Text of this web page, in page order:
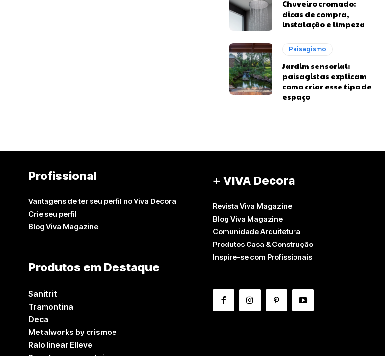
Chuveiro cromado:
dicas de compra,
instalação e limpeza
Paisagismo
Jardim sensorial:
paisagistas explicam
como criar esse tipo de
espaço
Profissional
Vantagens de ter seu perfil no Viva Decora
Crie seu perfil
Blog Viva Magazine
Produtos em Destaque
Sanitrit
Tramontina
Deca
Metalworks by crismoe
Ralo linear Elleve
+ VIVA Decora
Revista Viva Magazine
Blog Viva Magazine
Comunidade Arquitetura
Produtos Casa & Construção
Inspire-se com Profissionais